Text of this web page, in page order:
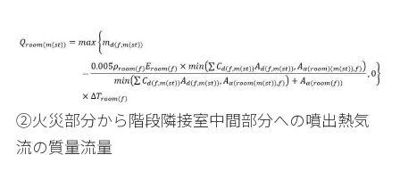
②火災部分から階段隣接室中間部分への噴出熱気
流の質量流量